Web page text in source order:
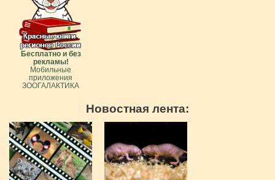
Бесплатно и без
рекламы!
Мобильные
приложения
ЗООГАЛАКТИКА
Новостная лента: